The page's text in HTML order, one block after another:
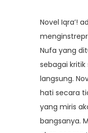
Novel Iqra’!
Nufa yang
sebagai
langsung.
hati secara
yang miris
bangsanya.